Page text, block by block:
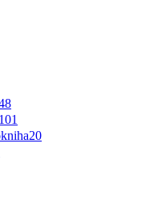
101
20